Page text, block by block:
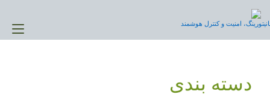
content
امنیت و کنترل هوشمند
دسته بندی